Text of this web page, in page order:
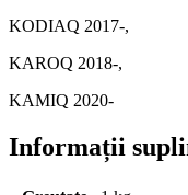
KODIAQ 2017-,
KAROQ 2018-,
KAMIQ 2020-
Informații